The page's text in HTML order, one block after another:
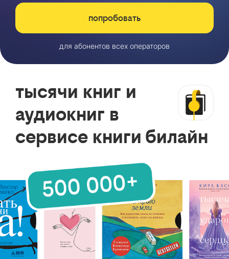
попробовать
для абонентов всех операторов
тысячи книг и
аудиокниг в
сервисе книги билайн